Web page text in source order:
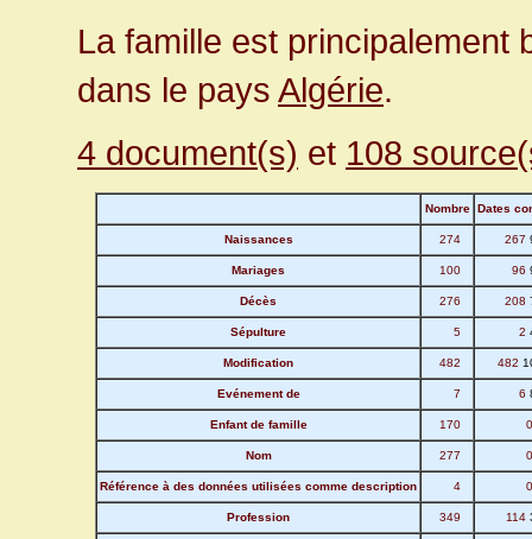
La famille est principalement
dans le pays Algérie.
4 document(s) et 108
Nombre Dates
Naissances 274 267
Mariages 100 96
Décès 276 208
Sépulture 5 2
Modification 482 482
Evénement de 7 6
Enfant de famille 170
Nom 277
Référence à des données utilisées comme description 4
Profession 349 114